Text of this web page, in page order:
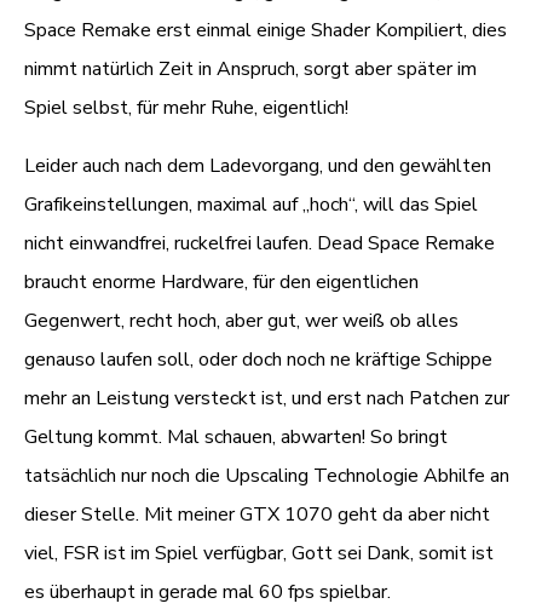
Space Remake erst einmal einige Shader Kompiliert, dies
nimmt natürlich Zeit in Anspruch, sorgt aber später im
Spiel selbst, für mehr Ruhe, eigentlich!
Leider auch nach dem Ladevorgang, und den gewählten
Grafikeinstellungen, maximal auf „hoch“, will das Spiel
nicht einwandfrei, ruckelfrei laufen. Dead Space Remake
braucht enorme Hardware, für den eigentlichen
Gegenwert, recht hoch, aber gut, wer weiß ob alles
genauso laufen soll, oder doch noch ne kräftige Schippe
mehr an Leistung versteckt ist, und erst nach Patchen zur
Geltung kommt. Mal schauen, abwarten! So bringt
tatsächlich nur noch die Upscaling Technologie Abhilfe an
dieser Stelle. Mit meiner GTX 1070 geht da aber nicht
viel, FSR ist im Spiel verfügbar, Gott sei Dank, somit ist
es überhaupt in gerade mal 60 fps spielbar.